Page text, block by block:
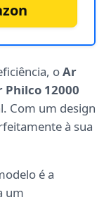
oAr
12000
Com um design
à sua
é a
um